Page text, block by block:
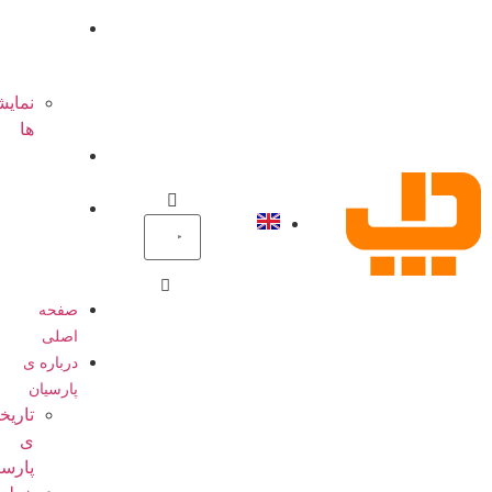
گالری
نمایشگاه
تماس
پرتال
صفحه
اصلی
درباره ی
پارسیان
تاریخچه
پارسیان